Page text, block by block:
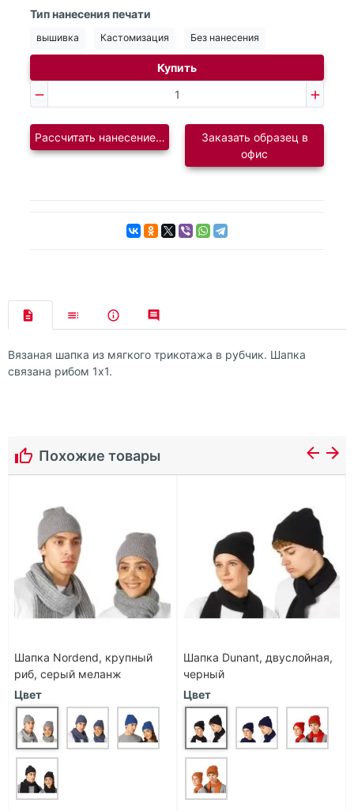
Тип нанесения печати
вышивка Кастомизация Без нанесения
Купить
Рассчитать нанесение логотипаЗаказать образец в
офис
Вязаная шапка из мягкого трикотажа в рубчик. Шапка
связана рибом 1х1.
Похожие товары
Шапка Nordend, крупный
риб, серый меланж
Цвет
Шапка Dunant, двуслойная,
черный
Цвет